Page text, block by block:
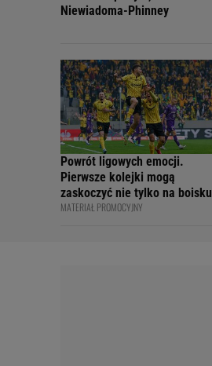
Niewiadoma-Phinney
Powrót ligowych emocji.
Pierwsze kolejki mogą
zaskoczyć nie tylko na boisku
MATERIAŁ PROMOCYJNY